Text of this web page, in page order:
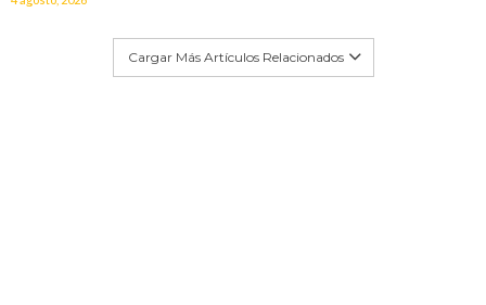
Cargar Más Artículos Relacionados